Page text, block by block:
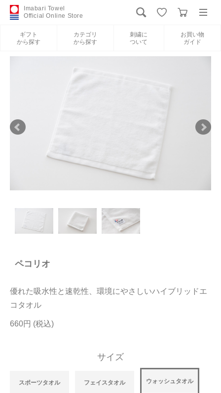
Imabari Towel
Official Online Store
ギフト
から探す
カテゴリ
から探す
刺繍に
ついて
お買い物
ガイド
新規会員登録
当サイトについて
店舗リスト
ヘルプ
大量購入・法人向けの購入の方は
ペコリオ
優れた吸水性と速乾性、環境にやさしいハイブリッドエ
コタオル
660円
サイズ
スポーツタオル フェイスタオル ウォッシュタオル